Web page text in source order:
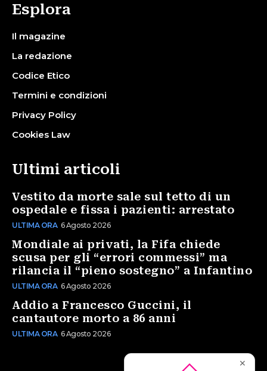
Esplora
Il magazine
La redazione
Codice Etico
Termini e condizioni
Privacy Policy
Cookies Law
Ultimi articoli
Vestito da morte sale sul tetto di un
ospedale e fissa i pazienti: arrestato
ULTIMA ORA 6 Agosto 2026
Mondiale ai privati, la Fifa chiede
scusa per gli “errori commessi” ma
rilancia il “pieno sostegno” a Infantino
ULTIMA ORA 6 Agosto 2026
Addio a Francesco Guccini, il
cantautore morto a 86 anni
ULTIMA ORA 6 Agosto 2026
✕